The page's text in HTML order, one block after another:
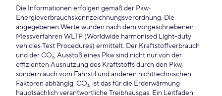
Die Informationen erfolgen gemäß der Pkw-
Energieverbrauchskennzeichnungsverordnung. Die
angegebenen Werte wurden nach dem vorgeschriebenen
Messverfahren WLTP (Worldwide harmonised Light-duty
vehicles Test Procedures) ermittelt. Der Kraftstoffverbrauch
und der CO₂, Ausstoß eines Pkw sind nicht nur von der
effizienten Ausnutzung des Kraftstoffs durch den Pkw,
sondern auch vom Fahrstil und anderen nichttechnischen
Faktoren abhängig. CO₂, ist das für die Erderwärmung
hauptsächlich verantwortliche Treibhausgas. Ein Leitfaden